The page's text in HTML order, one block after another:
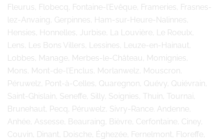
Fleurus, Flobecq, Fontaine-l’Evêque, Frameries, Frasnes-
lez-Anvaing, Gerpinnes, Ham-sur-Heure-Nalinnes,
Hensies, Honnelles, Jurbise, La Louvière, Le Roeulx,
Lens, Les Bons Villers, Lessines, Leuze-en-Hainaut,
Lobbes, Manage, Merbes-le-Château, Momignies,
Mons, Mont-de-l’Enclus, Morlanwelz, Mouscron,
Péruwelz, Pont-à-Celles, Quaregnon, Quévy, Quiévrain,
Saint-Ghislain, Seneffe, Silly, Soignies, Thuin, Tournai,
Brunehaut, Pecq, Péruwelz, Sivry-Rance. Andenne,
Anhée, Assesse, Beauraing, Bièvre, Cerfontaine, Ciney,
Couvin, Dinant, Doische, Éghezée, Fernelmont, Floreffe,